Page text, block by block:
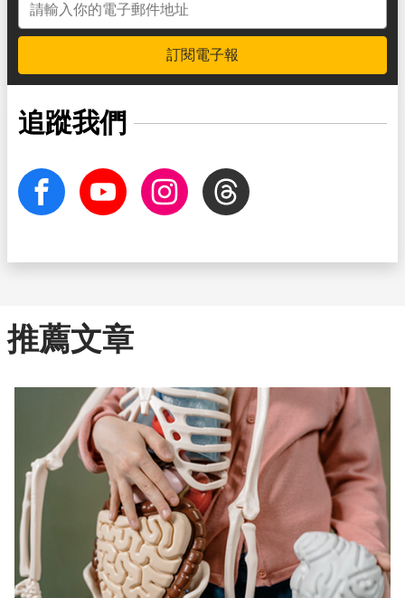
訂閱電子報
追蹤我們
facebook Youtube InstagramThreads
推薦文章